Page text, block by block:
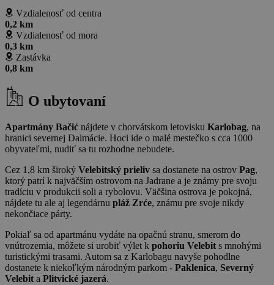
Vzdialenosť od centra
0,2 km
Vzdialenosť od mora
0,3 km
Zastávka
0,8 km
O ubytovaní
Apartmány Bačić nájdete v chorvátskom letovisku Karlobag, na
hranici severnej Dalmácie. Hoci ide o malé mestečko s cca 1000
obyvateľmi, nudiť sa tu rozhodne nebudete.
Cez 1,8 km široký Velebitský prieliv sa dostanete na ostrov Pag,
ktorý patrí k najväčším ostrovom na Jadrane a je známy pre svoju
tradíciu v produkcii soli a rybolovu. Väčšina ostrova je pokojná,
nájdete tu ale aj legendárnu pláž Zrće, známu pre svoje nikdy
nekončiace párty.
Pokiaľ sa od apartmánu vydáte na opačnú stranu, smerom do
vnútrozemia, môžete si urobiť výlet k pohoriu Velebit s mnohými
turistickými trasami. Autom sa z Karlobagu navyše pohodlne
dostanete k niekoľkým národným parkom - Paklenica, Severný
Velebit a Plitvické jazerá.